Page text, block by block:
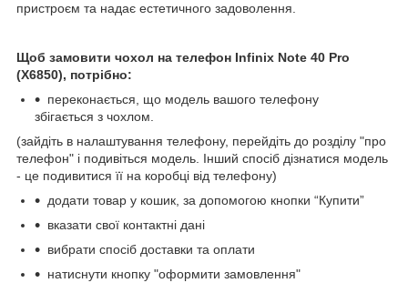
пристроєм та надає естетичного задоволення.
Щоб замовити чохол на телефон Infinix Note 40 Pro
(X6850), потрібно:
переконається, що модель вашого телефону
збігається з чохлом.
(зайдіть в налаштування телефону, перейдіть до розділу "про
телефон" і подивіться модель. Інший спосіб дізнатися модель
- це подивитися її на коробці від телефону)
додати товар у кошик, за допомогою кнопки “Купити”
вказати свої контактні дані
вибрати спосіб доставки та оплати
натиснути кнопку "оформити замовлення"